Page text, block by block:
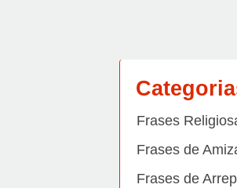
Frases
Frases de
Frases de